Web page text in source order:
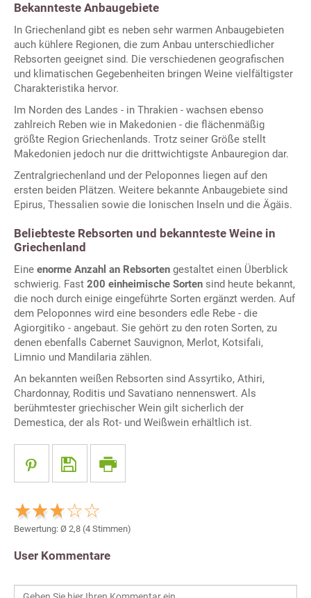
Bekannteste Anbaugebiete
In Griechenland gibt es neben sehr warmen Anbaugebieten
auch kühlere Regionen, die zum Anbau unterschiedlicher
Rebsorten geeignet sind. Die verschiedenen geografischen
und klimatischen Gegebenheiten bringen Weine vielfältigster
Charakteristika hervor.
Im Norden des Landes - in Thrakien - wachsen ebenso
zahlreich Reben wie in Makedonien - die flächenmäßig
größte Region Griechenlands. Trotz seiner Größe stellt
Makedonien jedoch nur die drittwichtigste Anbauregion dar.
Zentralgriechenland und der Peloponnes liegen auf den
ersten beiden Plätzen. Weitere bekannte Anbaugebiete sind
Epirus, Thessalien sowie die Ionischen Inseln und die Ägäis.
Beliebteste Rebsorten und bekannteste Weine in
Griechenland
Eine enorme Anzahl an Rebsorten gestaltet einen Überblick
schwierig. Fast 200 einheimische Sorten sind heute bekannt,
die noch durch einige eingeführte Sorten ergänzt werden. Auf
dem Peloponnes wird eine besonders edle Rebe - die
Agiorgitiko - angebaut. Sie gehört zu den roten Sorten, zu
denen ebenfalls Cabernet Sauvignon, Merlot, Kotsifali,
Limnio und Mandilaria zählen.
An bekannten weißen Rebsorten sind Assyrtiko, Athiri,
Chardonnay, Roditis und Savatiano nennenswert. Als
berühmtester griechischer Wein gilt sicherlich der
Demestica, der als Rot- und Weißwein erhältlich ist.
Bewertung: Ø 2,8 (4 Stimmen)
User Kommentare